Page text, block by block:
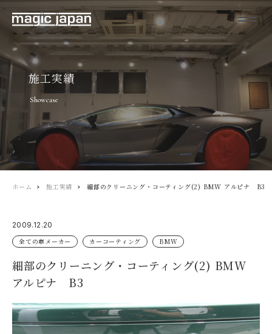
施工実績
Showcase
ホーム 施工実績 細部のクリーニング・コーティング(2) BMW アルピナ B3
2009.12.20
全ての車メーカー
カーコーティング BMW
細部のクリーニング・コーティング(2) BMW
アルピナ B3